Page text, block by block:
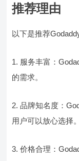
推荐理由
以下是推荐
1. 服务丰富：
的需求。
2. 品牌知名度：
用户可以放心选择。
3. 价格合理：